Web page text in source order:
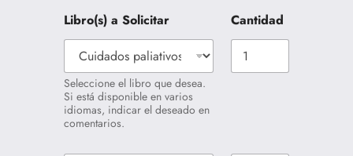
Libro(s) a Solicitar
Seleccione el libro que desea.
Si está disponible en varios
idiomas, indicar el deseado en
comentarios.
Cantidad